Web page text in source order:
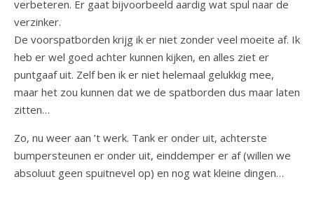
verbeteren. Er gaat bijvoorbeeld aardig wat spul naar de
verzinker.
De voorspatborden krijg ik er niet zonder veel moeite af. Ik
heb er wel goed achter kunnen kijken, en alles ziet er
puntgaaf uit. Zelf ben ik er niet helemaal gelukkig mee,
maar het zou kunnen dat we de spatborden dus maar laten
zitten…
Zo, nu weer aan ’t werk. Tank er onder uit, achterste
bumpersteunen er onder uit, einddemper er af (willen we
absoluut geen spuitnevel op) en nog wat kleine dingen…